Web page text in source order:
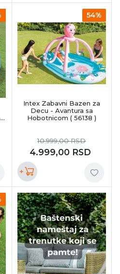
(
54%
Intex Zabavni Bazen za
Decu - Avantura sa
Hobotnicom ( 56138 )
4.999,00 RSD
10.999,00RSD
+